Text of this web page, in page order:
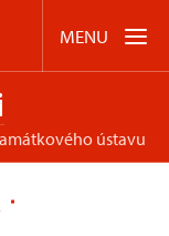
MENU
ústavu